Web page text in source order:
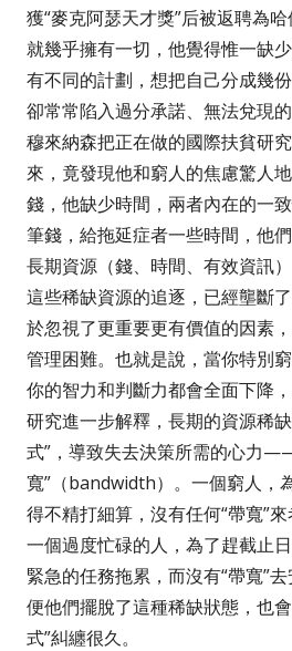
獲“麥克阿瑟天才獎”后被返聘為
就幾乎擁有一切，他覺得惟一缺
有不同的計劃，想把自己分成幾
卻常常陷入過分承諾、無法兌現的
穆來納森把正在做的國際扶貧研
來，竟發現他和窮人的焦慮驚人
錢，他缺少時間，兩者內在的一
筆錢，給拖延症者一些時間，他
長期資源（錢、時間、有效資訊
這些稀缺資源的追逐，已經壟斷
於忽視了更重要更有價值的因素
管理困難。也就是說，當你特別
你的智力和判斷力都會全面下降，
研究進一步解釋，長期的資源稀
式”，導致失去決策所需的心力
寬”（bandwidth）。一個窮人，
得不精打細算，沒有任何“帶寬”
一個過度忙碌的人，為了趕截止
緊急的任務拖累，而沒有“帶寬”
便他們擺脫了這種稀缺狀態，也
式”糾纏很久。